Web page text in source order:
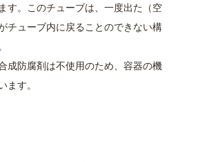
す。このチューブは、一度出た（空
チューブ内に戻ることのできない構
成防腐剤は不使用のため、容器の機
ます。